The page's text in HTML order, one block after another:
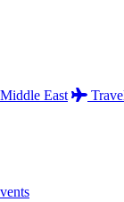
East